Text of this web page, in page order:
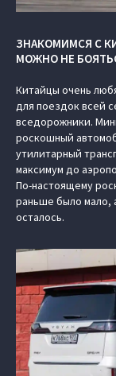
ЗНАКОМИМСЯ С
МОЖНО НЕ
Китайцы очень
для поездок всей
вседорожники.
роскошный
утилитарный
максимум до
По-настоящему
раньше было мало,
осталось.